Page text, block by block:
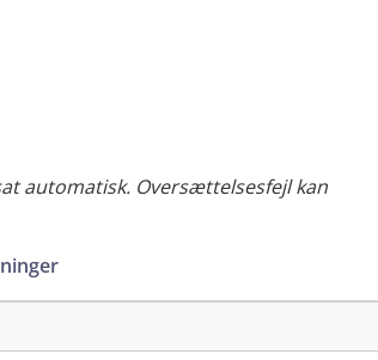
automatisk. Oversættelsesfejl kan